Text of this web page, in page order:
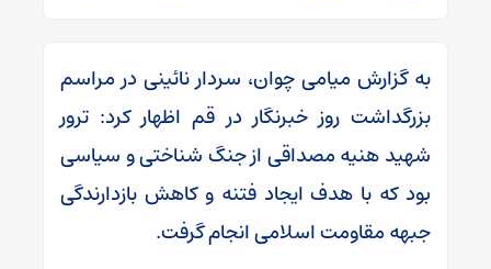
به گزارش میامی چوان، سردار نائینی در مراسم
بزرگداشت روز خبرنگار در قم اظهار کرد: ترور
شهید هنیه مصداقی از جنگ شناختی و سیاسی
بود که با هدف ایجاد فتنه و کاهش بازدارندگی
جبهه مقاومت اسلامی انجام گرفت.